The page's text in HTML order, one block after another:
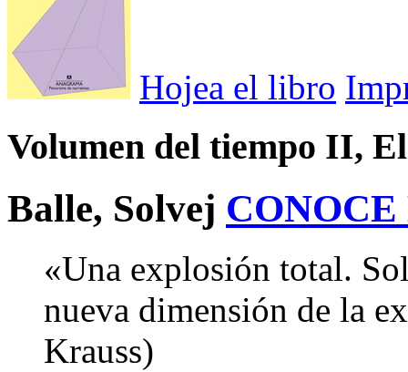
Hojea el libro
Volumen del tiempo II, El
Balle, Solvej
«Una explosión total.
nueva dimensión de la
Krauss)